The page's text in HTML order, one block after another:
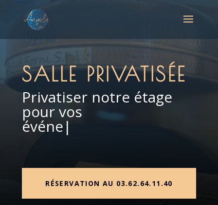
SALLE PRIVATISÉE
Privatiser notre étage
pour vos
événeme
RÉSERVATION AU 03.62.64.11.40